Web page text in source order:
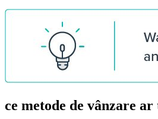
ce metode de vânzare ar